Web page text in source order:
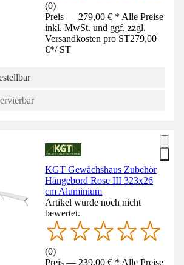
(0)
Preis — 279,00 € * Alle Preise
inkl. MwSt. und ggf. zzgl.
Versandkosten pro ST279,00
€*/ ST
KGT Gewächshaus Zubehör
Hängebord Rose III 323x26
cm Aluminium
Artikel wurde noch nicht
bewertet.
(0)
Preis — 239,00 € * Alle Preise